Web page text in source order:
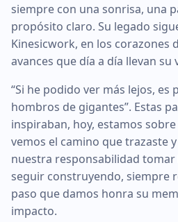
siempre con una sonrisa, una
propósito claro. Su legado
Kinesicwork, en los corazones
avances que día a día llevan su
“Si he podido ver más lejos,
hombros de gigantes”. Estas
inspiraban, hoy, estamos
vemos el camino que trazaste
nuestra responsabilidad tomar
seguir construyendo, siempre
paso que damos honra su
impacto.